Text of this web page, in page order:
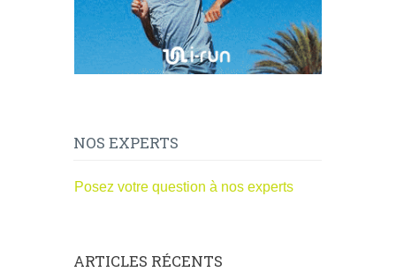
NOS EXPERTS
Posez votre question à nos experts
ARTICLES RÉCENTS